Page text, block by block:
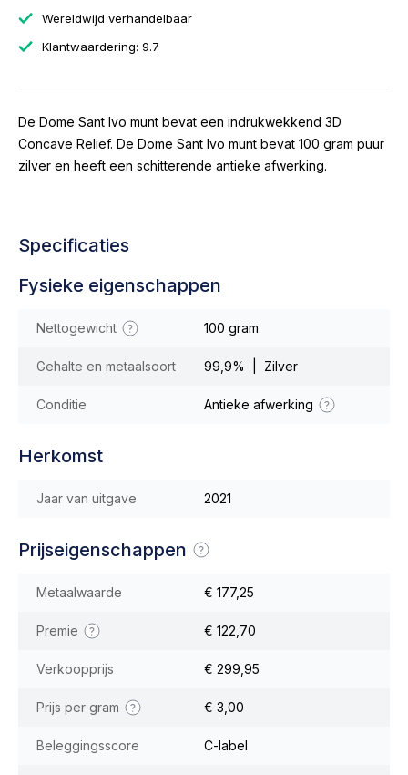
Wereldwijd verhandelbaar
Klantwaardering: 9.7
De Dome Sant Ivo munt bevat een indrukwekkend 3D
Concave Relief. De Dome Sant Ivo munt bevat 100 gram puur
zilver en heeft een schitterende antieke afwerking.
Specificaties
Fysieke eigenschappen
Nettogewicht 100 gram
Gehalte en metaalsoort 99,9% | Zilver
Conditie Antieke afwerking
Herkomst
Jaar van uitgave 2021
Prijseigenschappen
Metaalwaarde € 177,25
Premie € 122,70
Verkoopprijs € 299,95
Prijs per gram € 3,00
Beleggingsscore C-label